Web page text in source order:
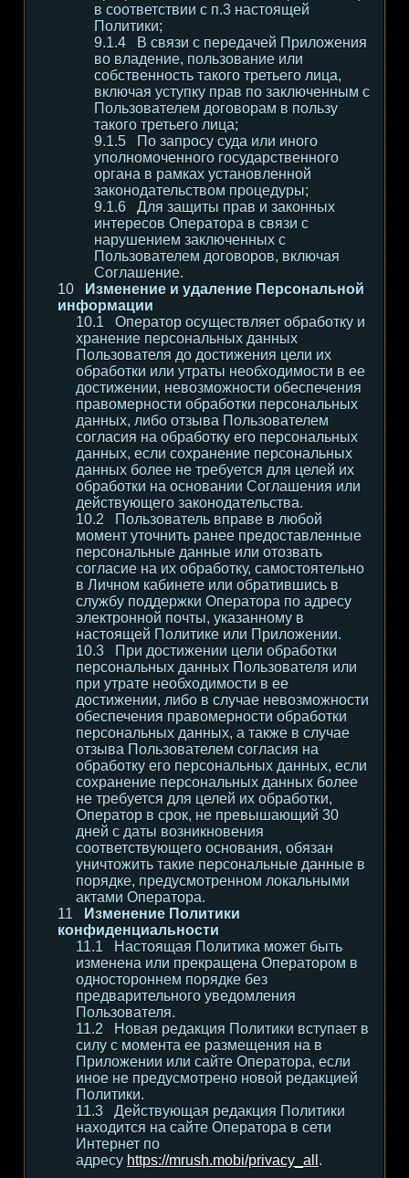
в соответствии с п.3 настоящей
Политики;
В связи с передачей Приложения
во владение, пользование или
собственность такого третьего лица,
включая уступку прав по заключенным с
Пользователем договорам в пользу
такого третьего лица;
По запросу суда или иного
уполномоченного государственного
органа в рамках установленной
законодательством процедуры;
Для защиты прав и законных
интересов Оператора в связи с
нарушением заключенных с
Пользователем договоров, включая
Соглашение.
Изменение и удаление Персональной
информации
Оператор осуществляет обработку и
хранение персональных данных
Пользователя до достижения цели их
обработки или утраты необходимости в ее
достижении, невозможности обеспечения
правомерности обработки персональных
данных, либо отзыва Пользователем
согласия на обработку его персональных
данных, если сохранение персональных
данных более не требуется для целей их
обработки на основании Соглашения или
действующего законодательства.
Пользователь вправе в любой
момент уточнить ранее предоставленные
персональные данные или отозвать
согласие на их обработку, самостоятельно
в Личном кабинете или обратившись в
службу поддержки Оператора по адресу
электронной почты, указанному в
настоящей Политике или Приложении.
При достижении цели обработки
персональных данных Пользователя или
при утрате необходимости в ее
достижении, либо в случае невозможности
обеспечения правомерности обработки
персональных данных, а также в случае
отзыва Пользователем согласия на
обработку его персональных данных, если
сохранение персональных данных более
не требуется для целей их обработки,
Оператор в срок, не превышающий 30
дней с даты возникновения
соответствующего основания, обязан
уничтожить такие персональные данные в
порядке, предусмотренном локальными
актами Оператора.
Изменение Политики
конфиденциальности
Настоящая Политика может быть
изменена или прекращена Оператором в
одностороннем порядке без
предварительного уведомления
Пользователя.
Новая редакция Политики вступает в
силу с момента ее размещения на в
Приложении или сайте Оператора, если
иное не предусмотрено новой редакцией
Политики.
Действующая редакция Политики
находится на сайте Оператора в сети
Интернет по
адресу https://mrush.mobi/privacy_all .